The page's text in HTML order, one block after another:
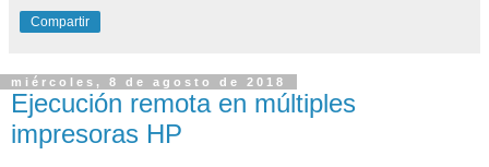
Compartir
miércoles, 8 de agosto de 2018
Ejecución remota en múltiples
impresoras HP